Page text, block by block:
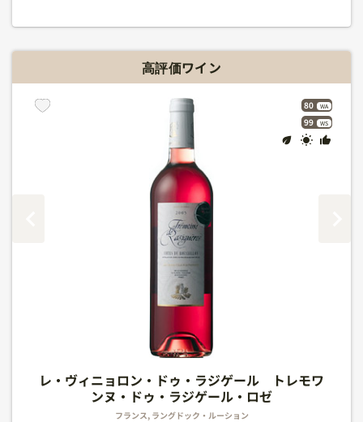
高評価ワイン
80 WA
99 WS
レ・ヴィニョロン・ドゥ・ラジゲール トレモワ
ンヌ・ドゥ・ラジゲール・ロゼ
フランス, ラングドック・ルーション